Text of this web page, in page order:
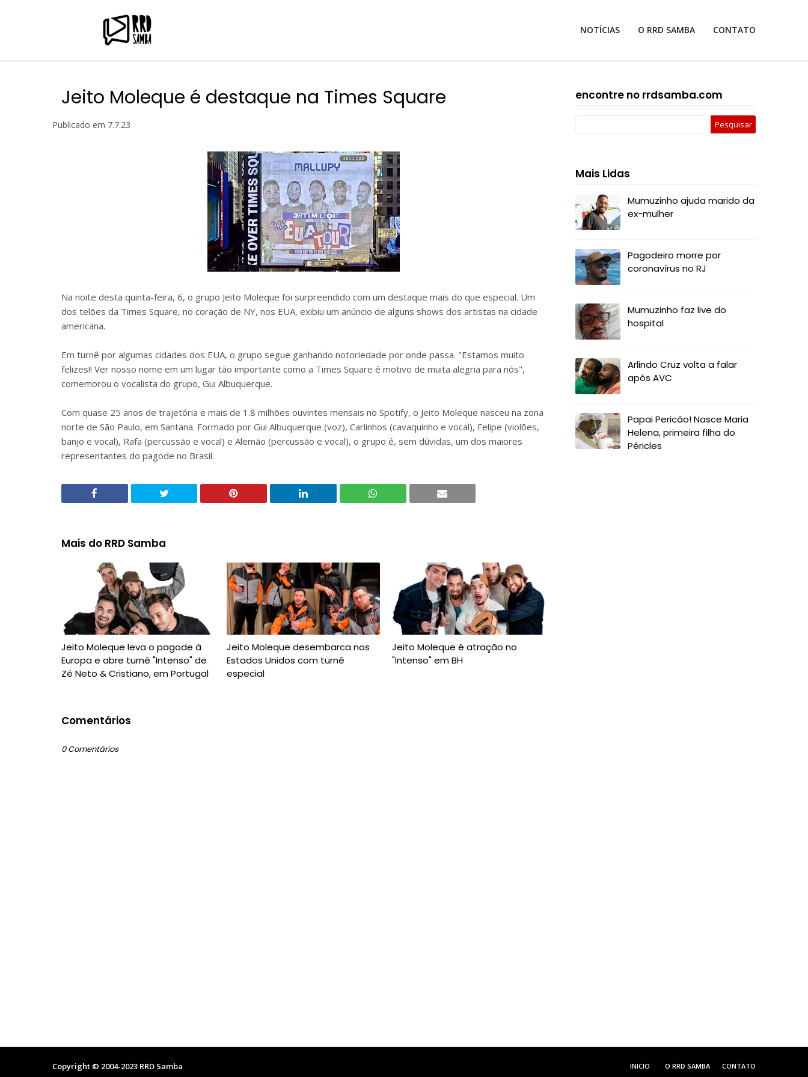
NOTÍCIAS O RRD SAMBA CONTATO
Jeito Moleque é destaque na Times Square
Publicado em 7.7.23
Na noite desta quinta-feira, 6, o grupo Jeito Moleque foi surpreendido com um destaque mais do que especial. Um
dos telões da Times Square, no coração de NY, nos EUA, exibiu um anúncio de alguns shows dos artistas na cidade
americana.
Em turnê por algumas cidades dos EUA, o grupo segue ganhando notoriedade por onde passa. "Estamos muito
felizes!! Ver nosso nome em um lugar tão importante como a Times Square é motivo de muita alegria para nós",
comemorou o vocalista do grupo, Gui Albuquerque.
Com quase 25 anos de trajetória e mais de 1.8 milhões ouvintes mensais no Spotify, o Jeito Moleque nasceu na zona
norte de São Paulo, em Santana. Formado por Gui Albuquerque (voz), Carlinhos (cavaquinho e vocal), Felipe (violões,
banjo e vocal), Rafa (percussão e vocal) e Alemão (percussão e vocal), o grupo é, sem dúvidas, um dos maiores
representantes do pagode no Brasil.
Mais do RRD Samba
Jeito Moleque leva o pagode à
Europa e abre turnê "Intenso" de
Zé Neto & Cristiano, em Portugal
Jeito Moleque desembarca nos
Estados Unidos com turnê
especial
Jeito Moleque é atração no
"Intenso" em BH
Comentários
0 Comentários
encontre no rrdsamba.com
Mais Lidas
Mumuzinho ajuda marido da
ex-mulher
Pagodeiro morre por
coronavírus no RJ
Mumuzinho faz live do
hospital
Arlindo Cruz volta a falar
após AVC
Papai Pericão! Nasce Maria
Helena, primeira filha do
Péricles
INICIO O RRD SAMBA CONTATO
Copyright © 2004-2023 RRD Samba